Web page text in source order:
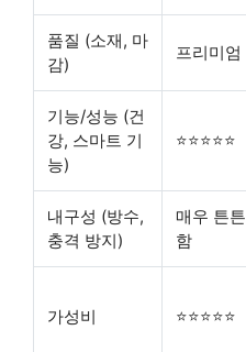
품질 (소재, 마
감)
프리미엄
기능/성능 (건
강, 스마트 기
능)
⭐⭐⭐⭐⭐
내구성 (방수,
충격 방지)
매우 튼튼
함
가성비 ⭐⭐⭐⭐⭐